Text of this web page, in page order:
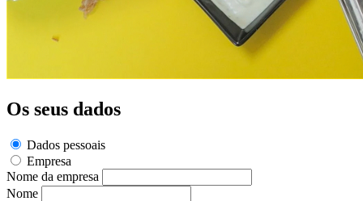
Os seus dados
Dados pessoais
Empresa
Nome da empresa
Nome